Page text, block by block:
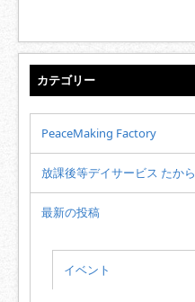
カテゴリー
PeaceMaking Factory
放課後等デイサービス たから
最新の投稿
イベント